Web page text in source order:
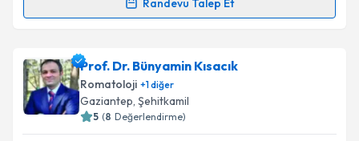
Randevu Talep Et
Randevu Takvimi Talebi
Prof. Dr. Zeynel Beyhaniçin randevu takvimi talebi
oluşturun. Size bu uzmandan randevu almanız için bir
takvim hazırlandığında e-posta ile bilgilendireceğiz.
Prof. Dr. Bünyamin Kısacık
Romatoloji +1diğer
Gaziantep, Şehitkamil
5 (8 Değerlendirme)